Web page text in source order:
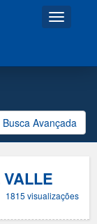
Toggle
Busca Avançada
1815 visualizações